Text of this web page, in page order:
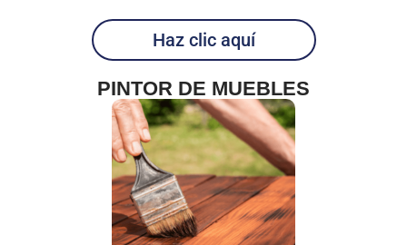
Haz clic aquí
PINTOR DE MUEBLES